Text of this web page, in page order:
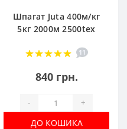
Шпагат Juta 400м/кг
5кг 2000м 2500tex
11
840 грн.
- +
ДО КОШИКА